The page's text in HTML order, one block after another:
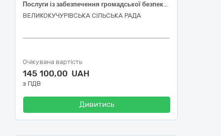
Послуги із забезпечення громадської безпеки, охорони правопорядку та реагування на тривожні повідомлення
ВЕЛИКОКУЧУРІВСЬКА СІЛЬСЬКА РАДА
Очікувана вартість
145 100,00 UAH
з ПДВ
Дивитись